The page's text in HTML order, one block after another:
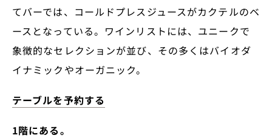
てバーでは、コールドプレスジュースがカクテルのベ
ースとなっている。ワインリストには、ユニークで
象徴的なセレクションが並び、その多くはバイオダ
イナミックやオーガニック。
テーブルを予約する
1階にある。